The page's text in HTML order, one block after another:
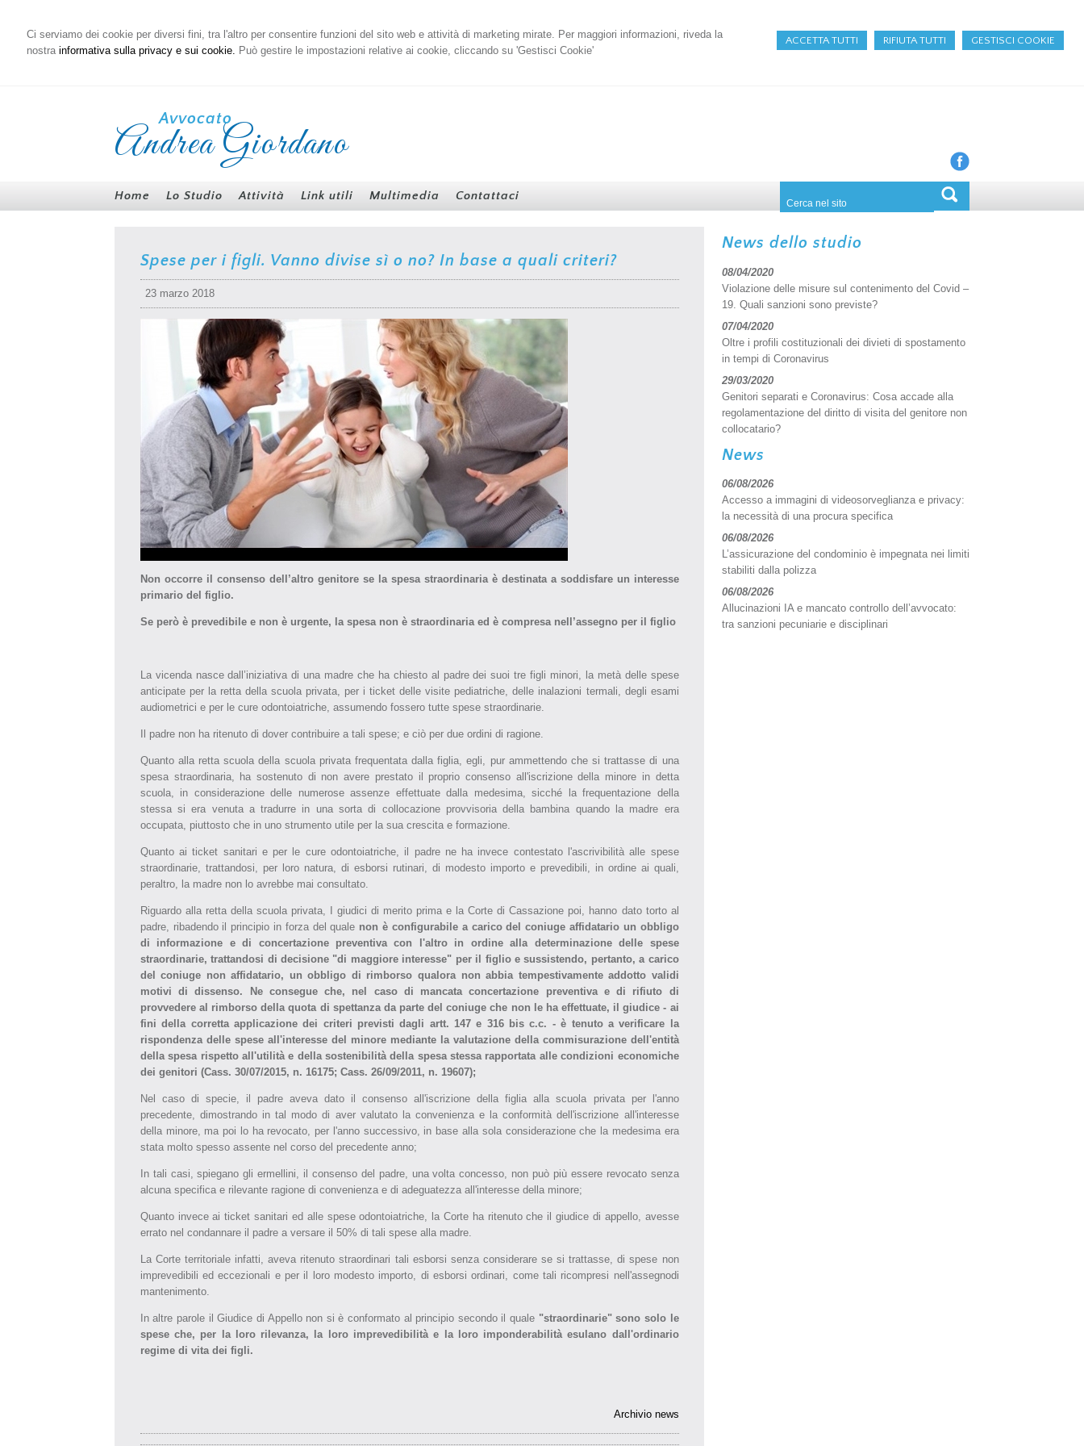
Ci serviamo dei cookie per diversi fini, tra l'altro per consentire funzioni del sito web e attività di marketing mirate. Per maggiori informazioni, riveda la
nostrainformativa sulla privacy e sui cookie. Può gestire le impostazioni relative ai cookie, cliccando su 'Gestisci Cookie'
ACCETTA TUTTI RIFIUTA TUTTI GESTISCI COOKIE
Avvocato
Andrea Giordano
Home Lo Studio Attività Link utili Multimedia Contattaci
Spese per i figli. Vanno divise sì o no? In base a quali criteri?
23 marzo 2018
Non occorre il consenso dell’altro genitore se la spesa straordinaria è destinata a soddisfare un interesse
primario del figlio.
Se però è prevedibile e non è urgente, la spesa non è straordinaria ed è compresa nell’assegno per il figlio
La vicenda nasce dall’iniziativa di una madre che ha chiesto al padre dei suoi tre figli minori, la metà delle spese
anticipate per la retta della scuola privata, per i ticket delle visite pediatriche, delle inalazioni termali, degli esami
audiometrici e per le cure odontoiatriche, assumendo fossero tutte spese straordinarie.
Il padre non ha ritenuto di dover contribuire a tali spese; e ciò per due ordini di ragione.
Quanto alla retta scuola della scuola privata frequentata dalla figlia, egli, pur ammettendo che si trattasse di una
spesa straordinaria, ha sostenuto di non avere prestato il proprio consenso all'iscrizione della minore in detta
scuola, in considerazione delle numerose assenze effettuate dalla medesima, sicché la frequentazione della
stessa si era venuta a tradurre in una sorta di collocazione provvisoria della bambina quando la madre era
occupata, piuttosto che in uno strumento utile per la sua crescita e formazione.
Quanto ai ticket sanitari e per le cure odontoiatriche, il padre ne ha invece contestato l'ascrivibilità alle spese
straordinarie, trattandosi, per loro natura, di esborsi rutinari, di modesto importo e prevedibili, in ordine ai quali,
peraltro, la madre non lo avrebbe mai consultato.
Riguardo alla retta della scuola privata, I giudici di merito prima e la Corte di Cassazione poi, hanno dato torto al
padre, ribadendo il principio in forza del quale non è configurabile a carico del coniuge affidatario un obbligo
di informazione e di concertazione preventiva con l'altro in ordine alla determinazione delle spese
straordinarie, trattandosi di decisione "di maggiore interesse" per il figlio e sussistendo, pertanto, a carico
del coniuge non affidatario, un obbligo di rimborso qualora non abbia tempestivamente addotto validi
motivi di dissenso. Ne consegue che, nel caso di mancata concertazione preventiva e di rifiuto di
provvedere al rimborso della quota di spettanza da parte del coniuge che non le ha effettuate, il giudice - ai
fini della corretta applicazione dei criteri previsti dagli artt. 147 e 316 bis c.c. - è tenuto a verificare la
rispondenza delle spese all'interesse del minore mediante la valutazione della commisurazione dell'entità
della spesa rispetto all'utilità e della sostenibilità della spesa stessa rapportata alle condizioni economiche
dei genitori (Cass. 30/07/2015, n. 16175; Cass. 26/09/2011, n. 19607);
Nel caso di specie, il padre aveva dato il consenso all'iscrizione della figlia alla scuola privata per l'anno
precedente, dimostrando in tal modo di aver valutato la convenienza e la conformità dell'iscrizione all'interesse
della minore, ma poi lo ha revocato, per l'anno successivo, in base alla sola considerazione che la medesima era
stata molto spesso assente nel corso del precedente anno;
In tali casi, spiegano gli ermellini, il consenso del padre, una volta concesso, non può più essere revocato senza
alcuna specifica e rilevante ragione di convenienza e di adeguatezza all'interesse della minore;
Quanto invece ai ticket sanitari ed alle spese odontoiatriche, la Corte ha ritenuto che il giudice di appello, avesse
errato nel condannare il padre a versare il 50% di tali spese alla madre.
La Corte territoriale infatti, aveva ritenuto straordinari tali esborsi senza considerare se si trattasse, di spese non
imprevedibili ed eccezionali e per il loro modesto importo, di esborsi ordinari, come tali ricompresi nell'assegnodi
mantenimento.
In altre parole il Giudice di Appello non si è conformato al principio secondo il quale "straordinarie" sono solo le
spese che, per la loro rilevanza, la loro imprevedibilità e la loro imponderabilità esulano dall'ordinario
regime di vita dei figli.
Archivio news
News dello studio
08/04/2020
Violazione delle misure sul contenimento del Covid –
19. Quali sanzioni sono previste?
07/04/2020
Oltre i profili costituzionali dei divieti di spostamento
in tempi di Coronavirus
29/03/2020
Genitori separati e Coronavirus: Cosa accade alla
regolamentazione del diritto di visita del genitore non
collocatario?
News
06/08/2026
Accesso a immagini di videosorveglianza e privacy:
la necessità di una procura specifica
06/08/2026
L’assicurazione del condominio è impegnata nei limiti
stabiliti dalla polizza
06/08/2026
Allucinazioni IA e mancato controllo dell’avvocato:
tra sanzioni pecuniarie e disciplinari